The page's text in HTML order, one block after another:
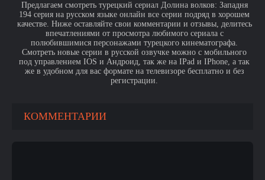
Предлагаем смотреть турецкий сериал Долина волков: Западня
194 серия на русском языке онлайн все серии подряд в хорошем
качестве. Ниже оставляйте свои комментарии и отзывы, делитесь
впечатлениями от просмотра любимого сериала с
полюбившимися персонажами турецкого кинематографа.
Смотреть новые серии в русской озвучке можно с мобильного
под управлением IOS и Андроид, так же на IPad и IPhone, а так
же в удобном для вас формате на телевизоре бесплатно и без
регистрации.
КОММЕНТАРИИ